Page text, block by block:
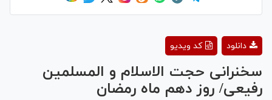
Video
کد ویدیو دانلود
سخنرانی حجت الاسلام و المسلمین
رفیعی/ روز دهم ماه رمضان